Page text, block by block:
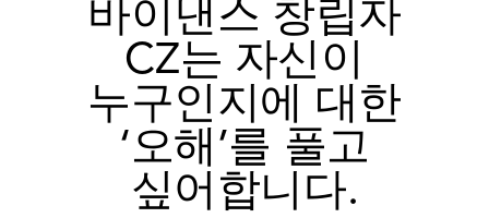
바이낸스 창립자
CZ는 자신이
누구인지에 대한
‘오해’를 풀고
싶어합니다.